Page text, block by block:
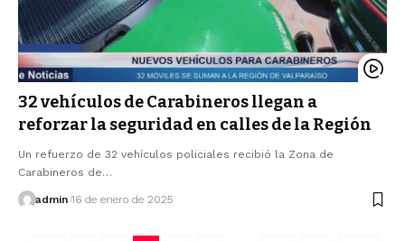
32 vehículos de Carabineros llegan a
reforzar la seguridad en calles de la Región
Un refuerzo de 32 vehículos policiales recibió la Zona de
Carabineros de…
admin 16 de enero de 2025